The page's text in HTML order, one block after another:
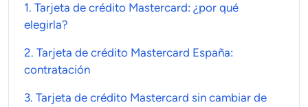
1. Tarjeta de crédito Mastercard: ¿por qué
elegirla?
2. Tarjeta de crédito Mastercard España:
contratación
3. Tarjeta de crédito Mastercard sin cambiar de